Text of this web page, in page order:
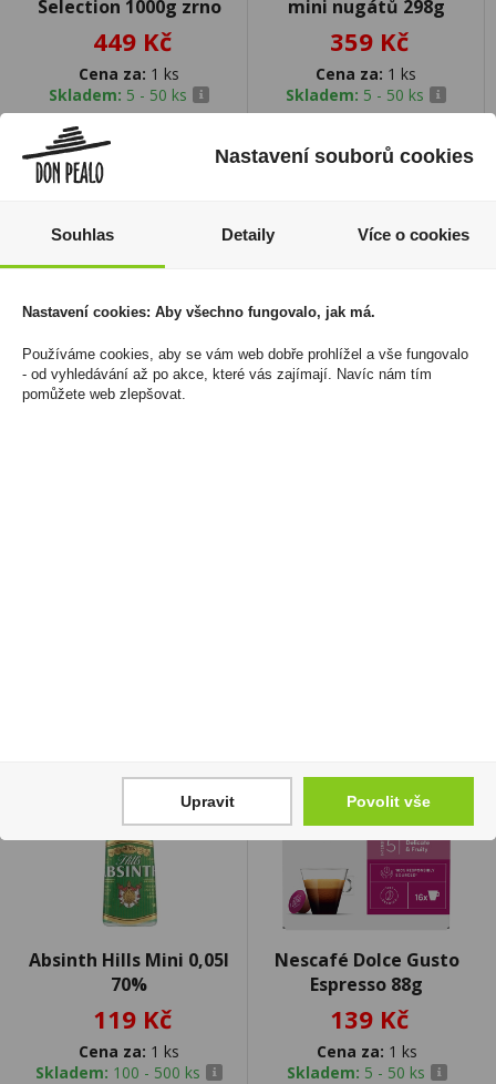
Selection 1000g zrno
449 Kč
Cena za: 1 ks
Skladem: 5 - 50 ks
mini nugátů 298g
359 Kč
Cena za: 1 ks
Skladem: 5 - 50 ks
Absinth Hills Mini 0,05l
70%
119 Kč
Cena za: 1 ks
Skladem: 100 - 500 ks
Nescafé Dolce Gusto
Espresso 88g
139 Kč
Cena za: 1 ks
Skladem: 5 - 50 ks
Nastavení souborů cookies
Souhlas Detaily Více o cookies
Nastavení cookies: Aby všechno fungovalo, jak má.
Používáme cookies, aby se vám web dobře prohlížel a vše fungovalo
- od vyhledávání až po akce, které vás zajímají. Navíc nám tím
pomůžete web zlepšovat.
Upravit Povolit vše